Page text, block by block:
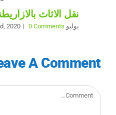
نقل الاثاث
يوليو 22nd, 2020 | 0 Comments
A Comment
Comment